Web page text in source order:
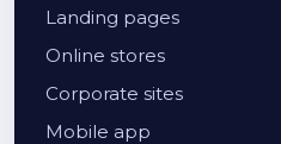
Landing pages
Online stores
Corporate sites
Mobile app